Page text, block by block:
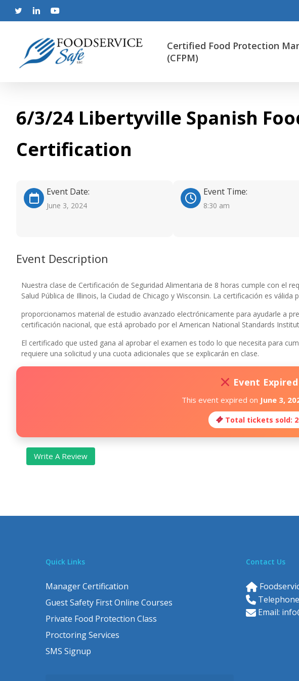
Skip
twitterlinkedin
Certified Food Protection
(CFPM)
6/3/24 Libertyville Spanish
Certification
Event Date:
June 3, 2024
Event Time:
8:30 am
Event Description
Nuestra clase de Certificación de Seguridad Alimentaria de 8 horas cumple con el
Salud Pública de Illinois, la Ciudad de Chicago y Wisconsin. La certificación es válida
proporcionamos material de estudio avanzado electrónicamente para ayudarle a
certificación nacional, que está aprobado por el American National Standards
El certificado que usted gana al aprobar el examen es todo lo que necesita para
requiere una solicitud y una cuota adicionales que se explicarán en clase.
Event Expired
This event expired on June 3,
Total tickets sold:
Write A Review
Quick Links
Manager Certification
Guest Safety First Online Courses
Private Food Protection Class
Proctoring Services
SMS Signup
Contact Us
Email: